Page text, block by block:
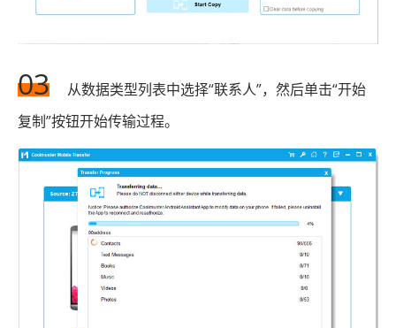
03
从数据类型列表中选择“联系人”，然后单击“开始
复制”按钮开始传输过程。